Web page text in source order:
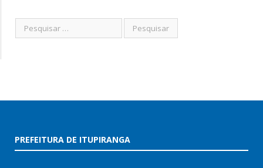
PREFEITURA DE ITUPIRANGA